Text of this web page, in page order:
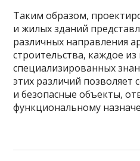
Таким образом,
и жилых зданий
различных направления
строительства, каждое
специализированных
этих различий позволяет
и безопасные объекты,
функциональному